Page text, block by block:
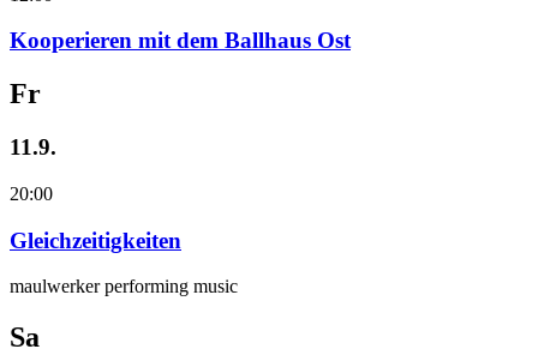
Kooperieren mit dem Ballhaus Ost
Fr
11.9.
20:00
Gleichzeitigkeiten
maulwerker performing music
Sa